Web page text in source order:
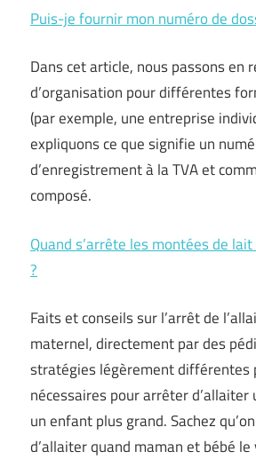
Puis-je fournir mon numéro de
Dans cet article, nous passons en
d’organisation pour différentes
(par exemple, une entreprise
expliquons ce que signifie un
d’enregistrement à la TVA et
composé.
Quand s’arrête les montées de
?
Faits et conseils sur l’arrêt de
maternel, directement par des
stratégies légèrement différentes
nécessaires pour arrêter
un enfant plus grand. Sachez
d’allaiter quand maman et bébé le